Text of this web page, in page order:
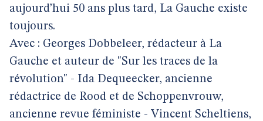
aujourd’hui 50 ans plus tard, La Gauche existe
toujours.
Avec : Georges Dobbeleer, rédacteur à La
Gauche et auteur de "Sur les traces de la
révolution" - Ida Dequeecker, ancienne
rédactrice de Rood et de Schoppenvrouw,
ancienne revue féministe - Vincent Scheltiens,